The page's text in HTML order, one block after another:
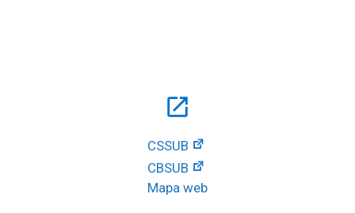
open_in_new
CSSUB
CBSUB
Mapa web